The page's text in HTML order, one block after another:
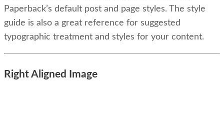
Paperback’s default post and page styles. The style
guide is also a great reference for suggested
typographic treatment and styles for your content.
Right Aligned Image